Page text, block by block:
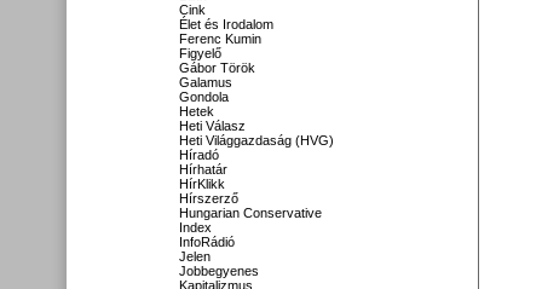
Cink
Élet és Irodalom
Ferenc Kumin
Figyelő
Gábor Török
Galamus
Gondola
Hetek
Heti Válasz
Heti Világgazdaság (HVG)
Híradó
Hírhatár
HírKlikk
Hírszerző
Hungarian Conservative
Index
InfoRádió
Jelen
Jobbegyenes
Kapitalizmus